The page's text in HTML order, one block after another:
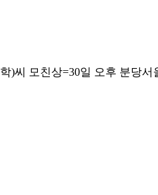
모친상=30일 오후 분당서